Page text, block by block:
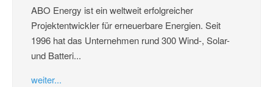
ABO Energy ist ein weltweit erfolgreicher
Projektentwickler für erneuerbare Energien. Seit
1996 hat das Unternehmen rund 300 Wind-, Solar-
und Batteri...
weiter...